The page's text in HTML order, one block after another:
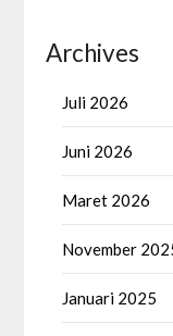
Archives
Juli 2026
Juni 2026
Maret 2026
November
Januari 2025